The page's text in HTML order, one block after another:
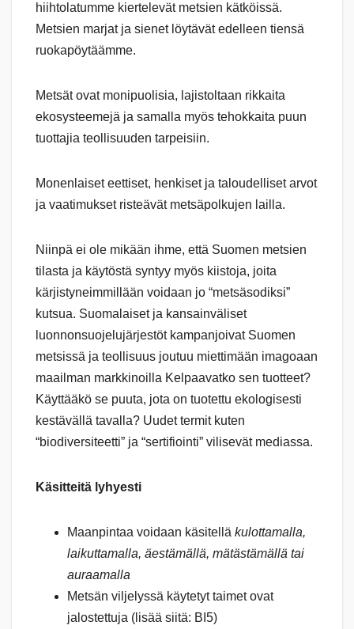
hiihtolatumme kiertelevät metsien kätköissä.
Metsien marjat ja sienet löytävät edelleen tiensä
ruokapöytäämme.
Metsät ovat monipuolisia, lajistoltaan rikkaita
ekosysteemejä ja samalla myös tehokkaita puun
tuottajia teollisuuden tarpeisiin.
Monenlaiset eettiset, henkiset ja taloudelliset arvot
ja vaatimukset risteävät metsäpolkujen lailla.
Niinpä ei ole mikään ihme, että Suomen metsien
tilasta ja käytöstä syntyy myös kiistoja, joita
kärjistyneimmillään voidaan jo “metsäsodiksi”
kutsua. Suomalaiset ja kansainväliset
luonnonsuojelujärjestöt kampanjoivat Suomen
metsissä ja teollisuus joutuu miettimään imagoaan
maailman markkinoilla Kelpaavatko sen tuotteet?
Käyttääkö se puuta, jota on tuotettu ekologisesti
kestävällä tavalla? Uudet termit kuten
“biodiversiteetti” ja “sertifiointi” vilisevät mediassa.
Käsitteitä lyhyesti
Maanpintaa voidaan käsitellä kulottamalla,
laikuttamalla, äestämällä, mätästämällä tai
auraamalla
Metsän viljelyssä käytetyt taimet ovat
jalostettuja (lisää siitä: BI5)